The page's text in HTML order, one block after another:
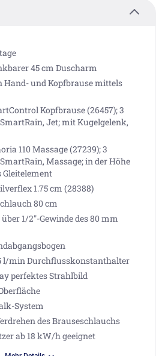
45 cm Duscharm
Hand- und Kopfbrause mittels
Kopfbrause (26457); 3
Jet; mit Kugelgelenk,
110 Massage (27239); 3
Massage; in der Höhe
1.75 cm (28388)
80 cm
1/2"-Gewinde des 80 mm
l/min Durchflusskonstanthalter
perfektes Strahlbild
System
des Brauseschlauchs
ab 18 kW/h geeignet
7 l/min